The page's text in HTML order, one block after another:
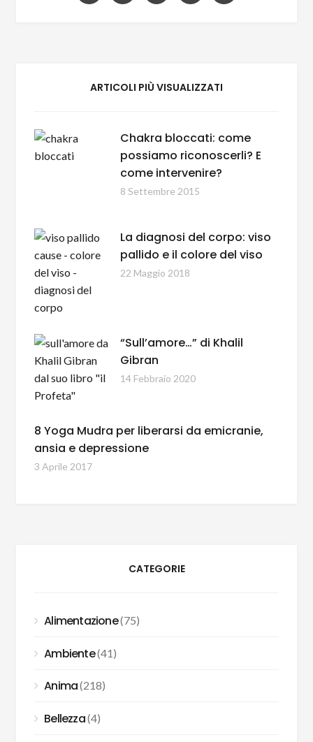
ARTICOLI PIÙ VISUALIZZATI
Chakra bloccati: come
possiamo riconoscerli? E
come intervenire?
8 Settembre 2015
La diagnosi del corpo: viso
pallido e il colore del viso
22 Maggio 2018
“Sull’amore…” di Khalil
Gibran
14 Febbraio 2020
8 Yoga Mudra per liberarsi da emicranie,
ansia e depressione
3 Aprile 2017
CATEGORIE
Alimentazione(75)
Ambiente(41)
Anima(218)
Bellezza(4)